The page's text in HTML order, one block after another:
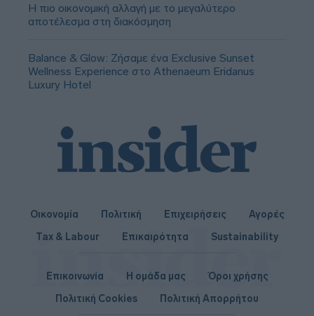
Η πιο οικονομική αλλαγή με το μεγαλύτερο
αποτέλεσμα στη διακόσμηση
Balance & Glow: Ζήσαμε ένα Exclusive Sunset
Wellness Experience στο Athenaeum Eridanus
Luxury Hotel
Οικονομία Πολιτική Επιχειρήσεις
Αγορές
Tax & Labour
Επικαιρότητα Sustainability
Επικοινωνία Η ομάδα μας
Όροι χρήσης
Πολιτική Cookies
Πολιτική Απορρήτου